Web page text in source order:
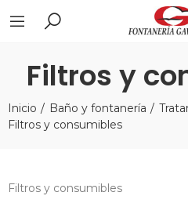
Filtros y
Inicio Baño y fontanería
Filtros y consumibles
Filtros y consumibles